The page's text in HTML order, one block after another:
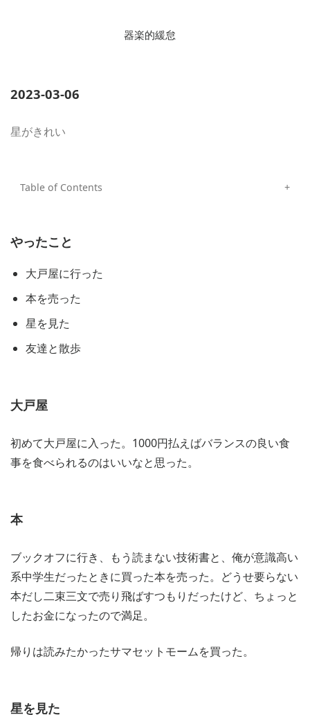
器楽的緩怠
2023-03-06
星がきれい
やったこと
大戸屋に行った
本を売った
星を見た
友達と散歩
大戸屋
初めて大戸屋に入った。1000円払えばバランスの良い食
事を食べられるのはいいなと思った。
本
ブックオフに行き、もう読まない技術書と、俺が意識高い
系中学生だったときに買った本を売った。どうせ要らない
本だし二束三文で売り飛ばすつもりだったけど、ちょっと
したお金になったので満足。
帰りは読みたかったサマセットモームを買った。
星を見た